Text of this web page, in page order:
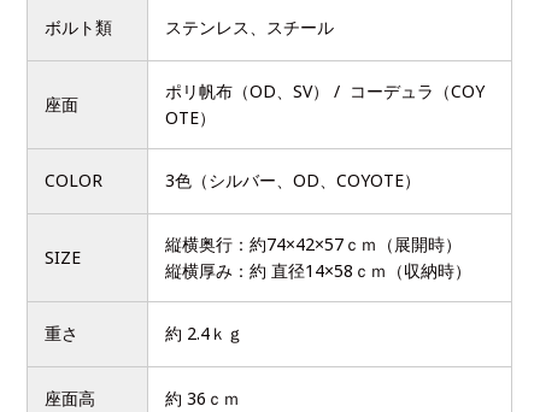
ボルト類 ステンレス、スチール
座面
ポリ帆布（OD、SV） / コーデュラ（COY
OTE）
COLOR 3色（シルバー、OD、COYOTE）
SIZE
縦横奥行：約74×42×57ｃｍ（展開時）
縦横厚み：約 直径14×58ｃｍ（収納時）
重さ 約 2.4ｋｇ
座面高 約 36ｃｍ